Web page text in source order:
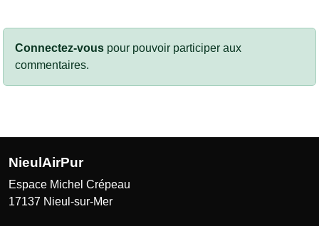
Connectez-vous pour pouvoir participer aux
commentaires.
NieulAirPur
Espace Michel Crépeau
17137 Nieul-sur-Mer